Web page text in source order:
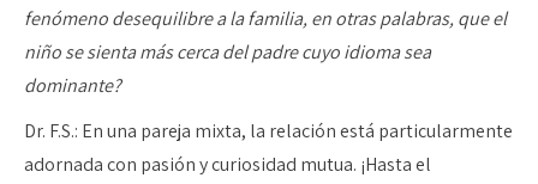
fenómeno desequilibre a la familia, en otras palabras, que el
niño se sienta más cerca del padre cuyo idioma sea
dominante?
Dr. F.S.: En una pareja mixta, la relación está particularmente
adornada con pasión y curiosidad mutua. ¡Hasta el